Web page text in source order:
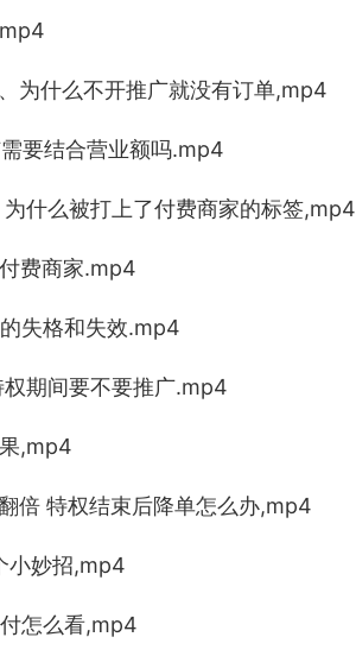
为什么不开推广就没有订单,mp4
要结合营业额吗.mp4
什么被打上了付费商家的标签,mp4
费商家.mp4
失格和失效.mp4
期间要不要推广.mp4
,mp4
倍 特权结束后降单怎么办,mp4
小妙招,mp4
怎么看,mp4